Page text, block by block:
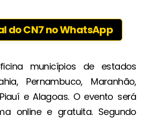
do CN7 no WhatsApp
municípios de estados
Pernambuco, Maranhão,
e Alagoas. O evento será
online e gratuita. Segundo